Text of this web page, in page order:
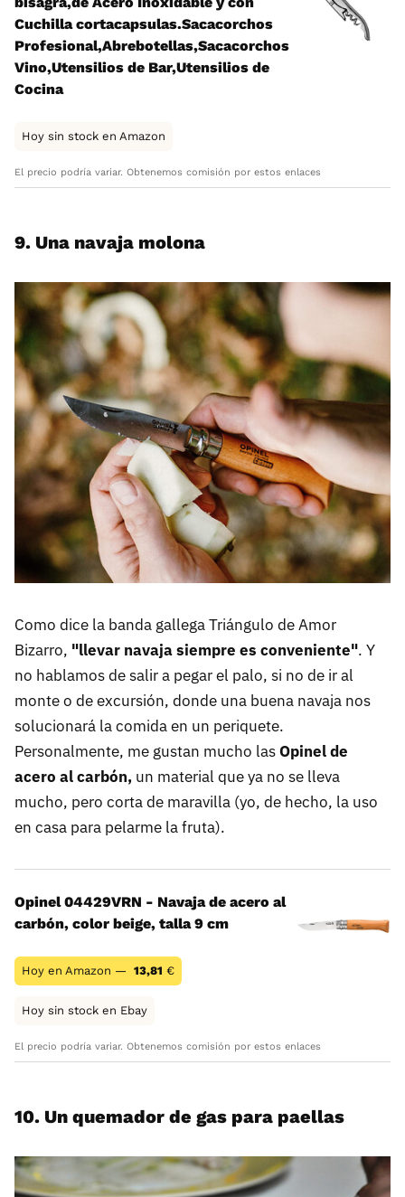
Cuchilla cortacapsulas.Sacacorchos
Profesional,Abrebotellas,Sacacorchos
Vino,Utensilios de Bar,Utensilios de
Cocina
Hoy sin stock en Amazon
El precio podría variar. Obtenemos comisión por estos enlaces
9. Una navaja molona
Como dice la banda gallega Triángulo de Amor
Bizarro, "llevar navaja siempre es conveniente". Y
no hablamos de salir a pegar el palo, si no de ir al
monte o de excursión, donde una buena navaja nos
solucionará la comida en un periquete.
Personalmente, me gustan mucho lasOpinel de
acero al carbón, un material que ya no se lleva
mucho, pero corta de maravilla (yo, de hecho, la uso
en casa para pelarme la fruta).
Opinel 04429VRN - Navaja de acero al
carbón, color beige, talla 9 cm
Hoy en Amazon — 13,81 €
Hoy sin stock en Ebay
El precio podría variar. Obtenemos comisión por estos enlaces
10. Un quemador de gas para paellas